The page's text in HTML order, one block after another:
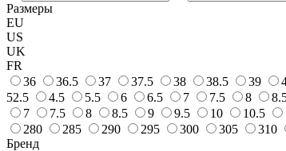
Размеры
EU
US
UK
FR
36
36.5 37 37.5 38 38.5 39
52.5
4.5 5.5 6 6.5 7 7.5 8
7
7.5 8 8.5 9 9.5 10 10.5
280
285 290 295 300 305 310
Бренд